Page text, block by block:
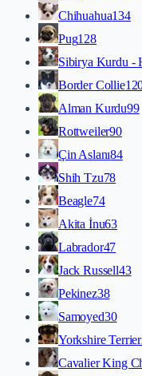
Chihuahua134
Pug128
Sibirya Kurdu -
Border Collie
Alman Kurdu99
Rottweiler90
Çin Aslanı84
Shih Tzu78
Beagle74
Akita İnu63
Labrador47
Jack Russell43
Pekinez38
Samoyed30
Yorkshire Terrier
Cavalier King